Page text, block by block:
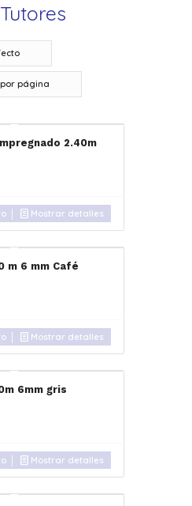
por página
2.40m
Mostrar detalles
m 6 mm Café
Mostrar detalles
6mm gris
Mostrar detalles